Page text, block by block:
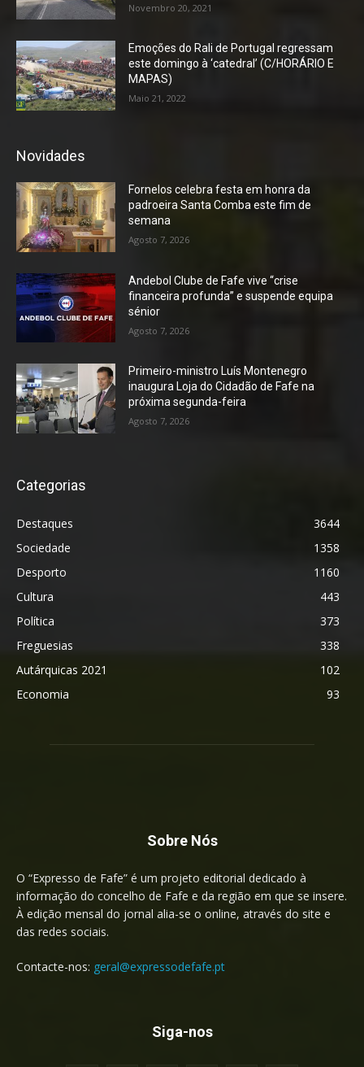
Novembro 20, 2021
Emoções do Rali de Portugal regressam
este domingo à ‘catedral’ (C/HORÁRIO E
MAPAS)
Maio 21, 2022
Novidades
Fornelos celebra festa em honra da
padroeira Santa Comba este fim de
semana
Agosto 7, 2026
Andebol Clube de Fafe vive “crise
financeira profunda” e suspende equipa
sénior
Agosto 7, 2026
Primeiro-ministro Luís Montenegro
inaugura Loja do Cidadão de Fafe na
próxima segunda-feira
Agosto 7, 2026
Categorias
Destaques
3644
Sociedade
1358
Desporto
1160
Cultura
443
Política
373
Freguesias
338
Autárquicas 2021
102
Economia
93
Sobre Nós
O “Expresso de Fafe” é um projeto editorial dedicado à
informação do concelho de Fafe e da região em que se insere.
À edição mensal do jornal alia-se o online, através do site e
das redes sociais.
Contacte-nos: geral@expressodefafe.pt
Siga-nos